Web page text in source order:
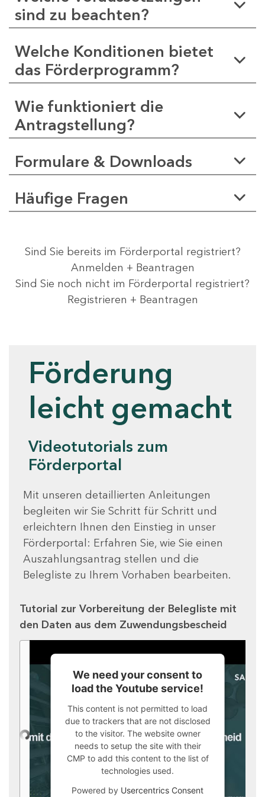
sind zu beachten?
Welche Konditionen bietet
das Förderprogramm?
Wie funktioniert die
Antragstellung?
Formulare & Downloads
Häufige Fragen
Sind Sie bereits im Förderportal registriert?
Anmelden + Beantragen
Sind Sie noch nicht im Förderportal registriert?
Registrieren + Beantragen
Förderung
leicht gemacht
Videotutorials zum
Förderportal
Mit unseren detaillierten Anleitungen
begleiten wir Sie Schritt für Schritt und
erleichtern Ihnen den Einstieg in unser
Förderportal: Erfahren Sie, wie Sie einen
Auszahlungsantrag stellen und die
Belegliste zu Ihrem Vorhaben bearbeiten.
Tutorial zur Vorbereitung der Belegliste mit
den Daten aus dem Zuwendungsbescheid
We need your consent to
load the Youtube service!
This content is not permitted to load
due to trackers that are not disclosed
to the visitor. The website owner
needs to setup the site with their
CMP to add this content to the list of
technologies used.
Powered by Usercentrics Consent